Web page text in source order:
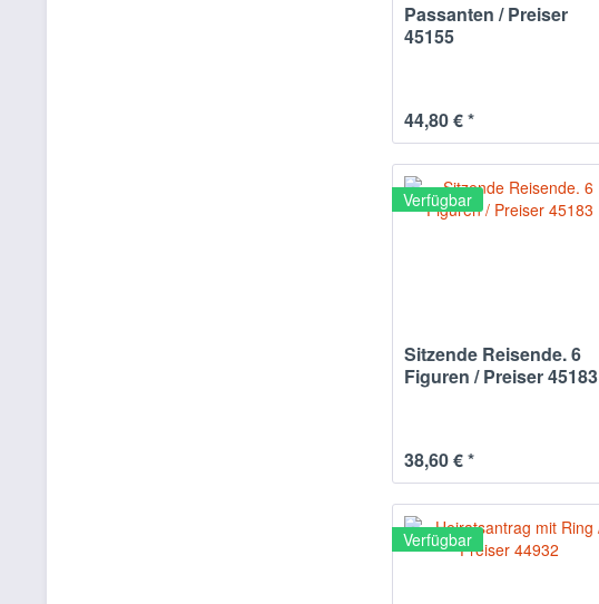
Passanten / Preiser
45155
44,80 € *
Verfügbar
Sitzende Reisende. 6
Figuren / Preiser 45183
38,60 € *
Verfügbar